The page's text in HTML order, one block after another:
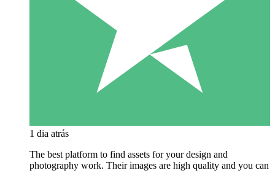
1 dia atrás
The best platform to find assets for your design and
photography work. Their images are high quality and you can